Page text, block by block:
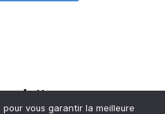
vous garantir la meilleure